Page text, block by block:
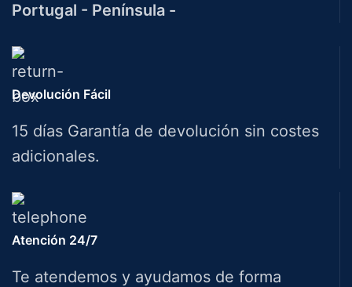
Portugal - Península -
Devolución Fácil
15 días Garantía de devolución sin costes
adicionales.
Atención 24/7
Te atendemos y ayudamos de forma